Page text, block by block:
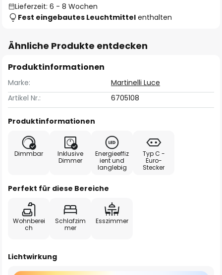
Lieferzeit: 6 - 8 Wochen
Fest eingebautes Leuchtmittel enthalten
Ähnliche Produkte entdecken
Produktinformationen
Marke:
Martinelli Luce
Artikel Nr.:
6705108
Produktinformationen
Dimmbar
Inklusive
Dimmer
Energieeffiz
ient und
langlebig
Typ C -
Euro-
Stecker
Perfekt für diese Bereiche
Wohnberei
ch
Schlafzim
mer
Esszimmer
Lichtwirkung